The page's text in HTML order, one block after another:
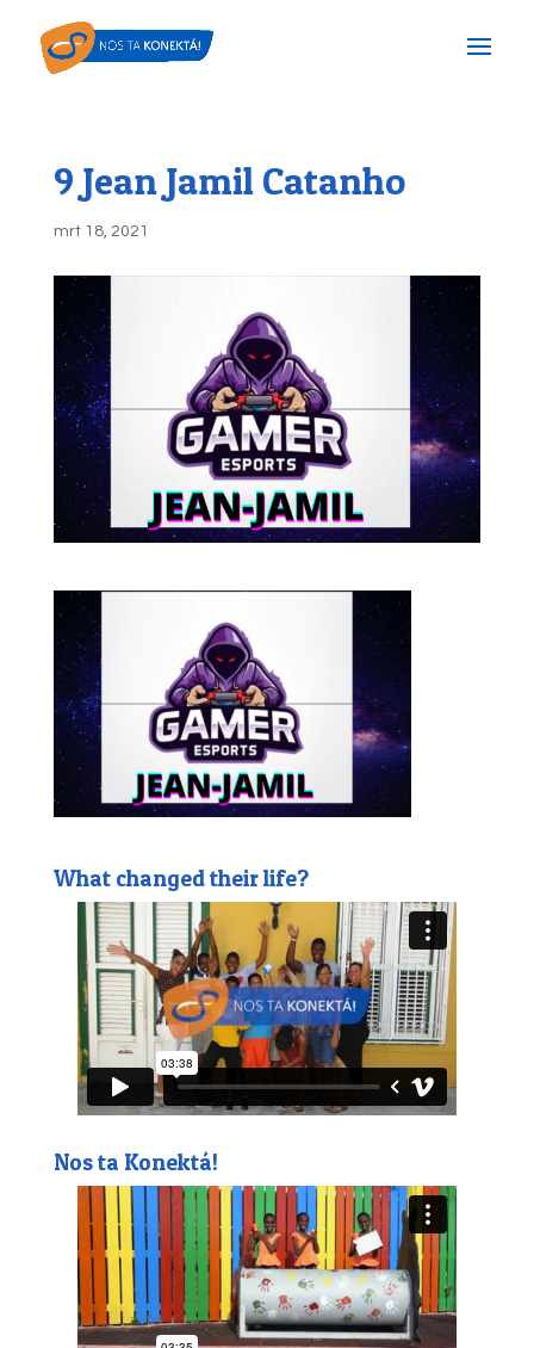
9 Jean Jamil Catanho
mrt 18, 2021
What changed their life?
Nos ta Konektá!